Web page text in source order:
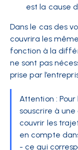
est la cause
Dans le cas des
couvrira les
fonction à la
ne sont pas
prise par
Attention :
souscrire à
couvrir les
en compte
- ce qui